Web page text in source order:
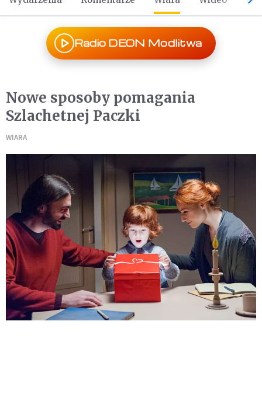
Radio DEON Modlitwa
Nowe sposoby pomagania
Szlachetnej Paczki
WIARA